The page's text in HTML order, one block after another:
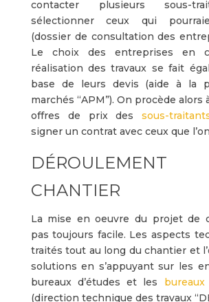
contacter plusieurs sous-
sélectionner ceux qui
(dossier de consultation des
Le choix des entreprises en
réalisation des travaux se fait
base de leurs devis (aide à la
marchés “APM”). On procède alors
offres de prix des sous-
signer un contrat avec ceux que
CHANTIER
La mise en oeuvre du projet de
pas toujours facile. Les aspects
traités tout au long du chantier et
solutions en s’appuyant sur les
bureaux d’études et les
(direction technique des travaux